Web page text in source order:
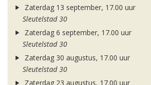
Zaterdag 13 september, 17.00 uur
Sleutelstad 30
Zaterdag 6 september, 17.00 uur
Sleutelstad 30
Zaterdag 30 augustus, 17.00 uur
Sleutelstad 30
Zaterdag 23 augustus, 17.00 uur